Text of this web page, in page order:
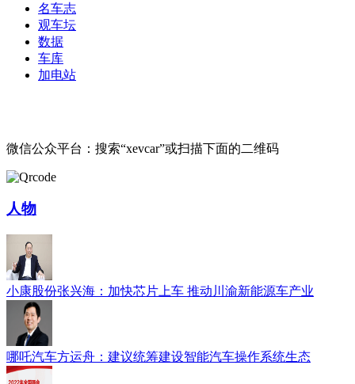
名车志
观车坛
数据
车库
加电站
微信公众平台：搜索“xevcar”或扫描下面的二维码
人物
小康股份张兴海：加快芯片上车 推动川渝新能源车产业
哪吒汽车方运舟：建议统筹建设智能汽车操作系统生态